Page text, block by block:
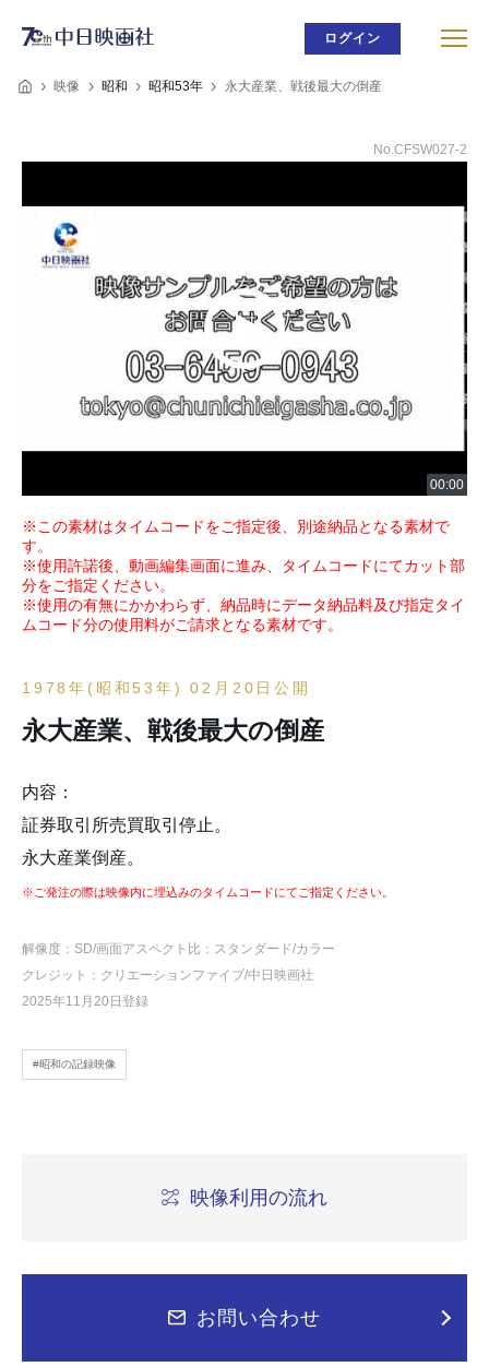
ログイン
映像 昭和 昭和53年 永大産業、戦後最大の倒産
No.CFSW027-2
※この素材はタイムコードをご指定後、別途納品となる素材で
す。
※使用許諾後、動画編集画面に進み、タイムコードにてカット部
分をご指定ください。
※使用の有無にかかわらず、納品時にデータ納品料及び指定タイ
ムコード分の使用料がご請求となる素材です。
1978年(昭和53年) 02月20日公開
永大産業、戦後最大の倒産
内容：
証券取引所売買取引停止。
永大産業倒産。
※ご発注の際は映像内に埋込みのタイムコードにてご指定ください。
解像度：SD/画面アスペクト比：スタンダード/カラー
クレジット：クリエーションファイブ/中日映画社
2025年11月20日登録
#昭和の記録映像
映像利用の流れ
お問い合わせ